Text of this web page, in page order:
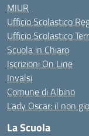
MIUR
Ufficio Scolastico
Ufficio Scolastico
Scuola in Chiaro
Iscrizioni On Line
Invalsi
Comune di Albino
Lady Oscar: il non
La Scuola